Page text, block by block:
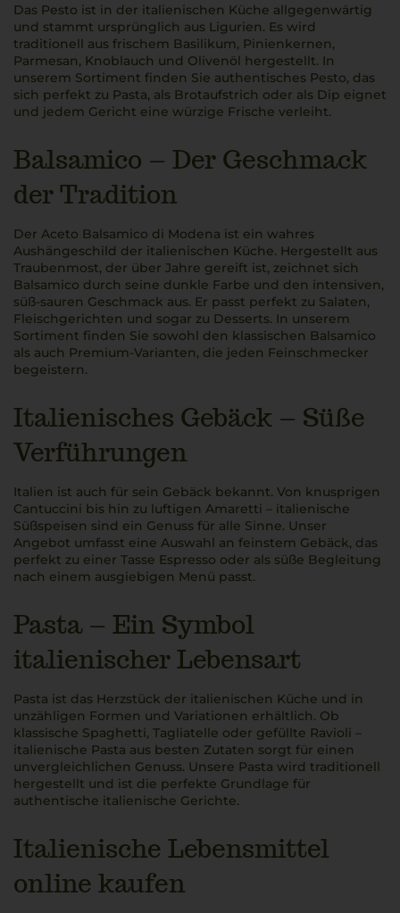
Das Pesto ist in der italienischen Küche allgegenwärtig
und stammt ursprünglich aus Ligurien. Es wird
traditionell aus frischem Basilikum, Pinienkernen,
Parmesan, Knoblauch und Olivenöl hergestellt. In
unserem Sortiment finden Sie authentisches Pesto, das
sich perfekt zu Pasta, als Brotaufstrich oder als Dip eignet
und jedem Gericht eine würzige Frische verleiht.
Balsamico – Der Geschmack
der Tradition
Der Aceto Balsamico di Modena ist ein wahres
Aushängeschild der italienischen Küche. Hergestellt aus
Traubenmost, der über Jahre gereift ist, zeichnet sich
Balsamico durch seine dunkle Farbe und den intensiven,
süß-sauren Geschmack aus. Er passt perfekt zu Salaten,
Fleischgerichten und sogar zu Desserts. In unserem
Sortiment finden Sie sowohl den klassischen Balsamico
als auch Premium-Varianten, die jeden Feinschmecker
begeistern.
Italienisches Gebäck – Süße
Verführungen
Italien ist auch für sein Gebäck bekannt. Von knusprigen
Cantuccini bis hin zu luftigen Amaretti – italienische
Süßspeisen sind ein Genuss für alle Sinne. Unser
Angebot umfasst eine Auswahl an feinstem Gebäck, das
perfekt zu einer Tasse Espresso oder als süße Begleitung
nach einem ausgiebigen Menü passt.
Pasta – Ein Symbol
italienischer Lebensart
Pasta ist das Herzstück der italienischen Küche und in
unzähligen Formen und Variationen erhältlich. Ob
klassische Spaghetti, Tagliatelle oder gefüllte Ravioli –
italienische Pasta aus besten Zutaten sorgt für einen
unvergleichlichen Genuss. Unsere Pasta wird traditionell
hergestellt und ist die perfekte Grundlage für
authentische italienische Gerichte.
Italienische Lebensmittel
online kaufen